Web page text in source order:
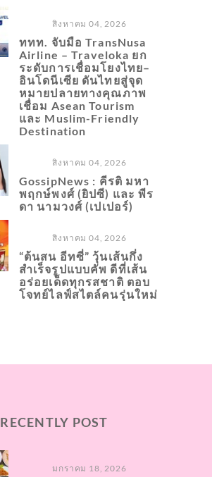
สิงหาคม 04, 2026
ททท. จับมือ TransNusa
Airline – Traveloka ยก
ระดับการเชื่อมโยงไทย–
อินโดนีเซีย ดันไทยสู่จุด
หมายปลายทางคุณภาพ
เชื่อม Asean Tourism
และ Muslim-Friendly
Destination
สิงหาคม 04, 2026
GossipNews : คีรติ มหา
พฤกษ์พงศ์ (ยิปซี) และ พีร
ดา นามวงศ์ (เปเปอร์)
สิงหาคม 04, 2026
“ต้นสน อีทซี่” วุ้นเส้นกึ่ง
สำเร็จรูปแบบคัพ ดีที่เส้น
อร่อยเด็ดทุกรสชาติ ตอบ
โจทย์ไลฟ์สไตล์คนรุ่นใหม่
RECENTLY POST
มกราคม 18, 2026